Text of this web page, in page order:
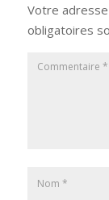
Votre
obligatoires